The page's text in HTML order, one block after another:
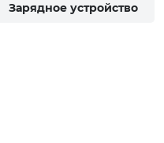
Зарядное устройство